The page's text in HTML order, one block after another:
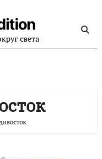
света